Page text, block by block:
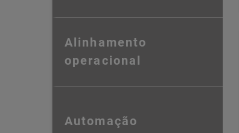
Alinhamento
operacional
Automação